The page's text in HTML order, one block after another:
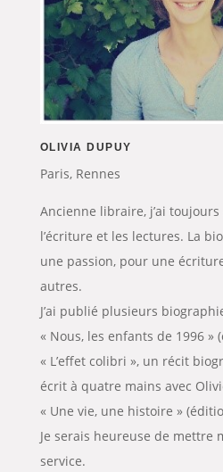
OLIVIA DUPUY
Paris, Rennes
Ancienne libraire, j’ai
l’écriture et les lectures. La
une passion, pour une
autres.
J’ai publié plusieurs
« Nous, les enfants de 1996 »
« L’effet colibri », un récit
écrit à quatre mains avec
« Une vie, une histoire »
Je serais heureuse de mettre
service.